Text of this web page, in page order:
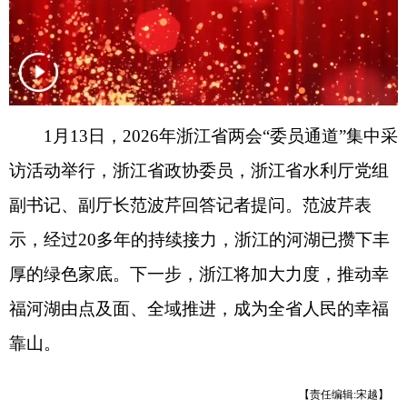
1月13日，2026年浙江省两会“委员通道”集中采
访活动举行，浙江省政协委员，浙江省水利厅党组
副书记、副厅长范波芹回答记者提问。范波芹表
示，经过20多年的持续接力，浙江的河湖已攒下丰
厚的绿色家底。下一步，浙江将加大力度，推动幸
福河湖由点及面、全域推进，成为全省人民的幸福
靠山。
【责任编辑:宋越】